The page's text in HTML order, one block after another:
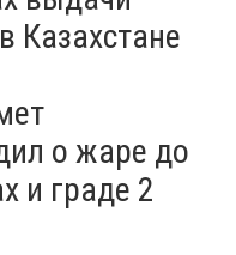
Казахстане
о жаре до
и граде 2